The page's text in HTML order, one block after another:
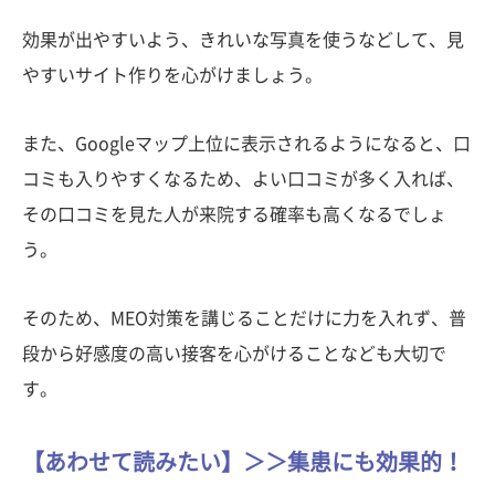
効果が出やすいよう、きれいな写真を使うなどして、見
やすいサイト作りを心がけましょう。
また、Googleマップ上位に表示されるようになると、口
コミも入りやすくなるため、よい口コミが多く入れば、
その口コミを見た人が来院する確率も高くなるでしょ
う。
そのため、MEO対策を講じることだけに力を入れず、普
段から好感度の高い接客を心がけることなども大切で
す。
【あわせて読みたい】＞＞集患にも効果的！